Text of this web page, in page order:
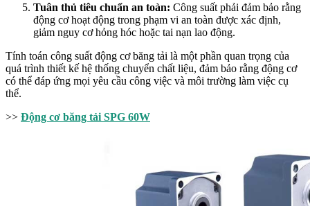
Tuân thủ tiêu chuẩn an toàn: Công suất phải đảm bảo rằng
động cơ hoạt động trong phạm vi an toàn được xác định,
giảm nguy cơ hỏng hóc hoặc tai nạn lao động.
Tính toán công suất động cơ băng tải là một phần quan trọng của
quá trình thiết kế hệ thống chuyển chất liệu, đảm bảo rằng động cơ
có thể đáp ứng mọi yêu cầu công việc và môi trường làm việc cụ
thể.
>> Động cơ băng tải SPG 60W